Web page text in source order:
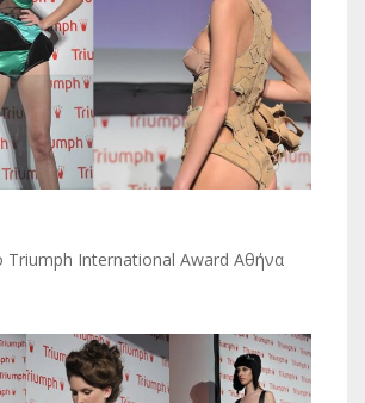
Triumph International Award Αθήνα